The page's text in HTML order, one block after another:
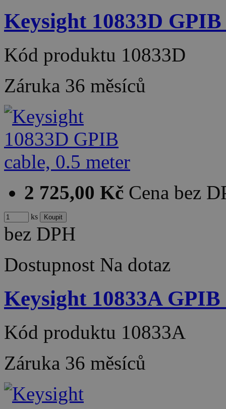
Keysight 10833D
Kód produktu 10833D
Záruka 36 měsíců
2 725,00 Kč Cena bez
ks
bez DPH
Dostupnost Na dotaz
Keysight 10833A GPIB
Kód produktu 10833A
Záruka 36 měsíců